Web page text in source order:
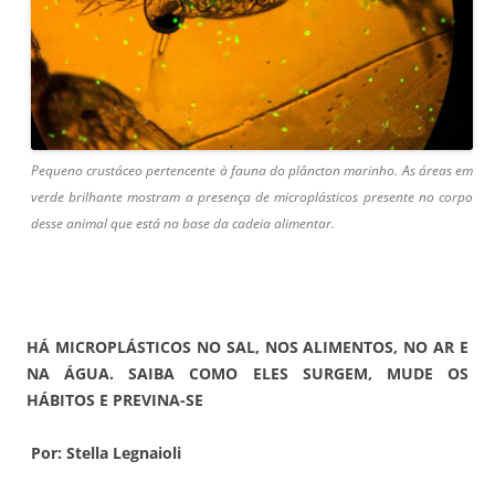
Pequeno crustáceo pertencente à fauna do plâncton marinho. As áreas em
verde brilhante mostram a presença de microplásticos presente no corpo
desse animal que está na base da cadeia alimentar.
HÁ MICROPLÁSTICOS NO SAL, NOS ALIMENTOS, NO AR E
NA ÁGUA. SAIBA COMO ELES SURGEM, MUDE OS
HÁBITOS E PREVINA-SE
Por: Stella Legnaioli